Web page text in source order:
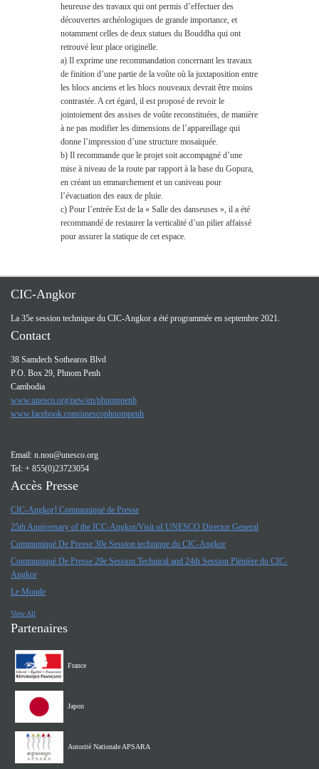
heureuse des travaux qui ont permis d’effectuer des
découvertes archéologiques de grande importance, et
notamment celles de deux statues du Bouddha qui ont
retrouvé leur place originelle.
a) Il exprime une recommandation concernant les travaux
de finition d’une partie de la voûte où la juxtaposition entre
les blocs anciens et les blocs nouveaux devrait être moins
contrastée. A cet égard, il est proposé de revoir le
jointoiement des assises de voûte reconstituées, de manière
à ne pas modifier les dimensions de l’appareillage qui
donne l’impression d’une structure mosaïquée.
b) Il recommande que le projet soit accompagné d’une
mise à niveau de la route par rapport à la base du Gopura,
en créant un emmarchement et un caniveau pour
l’évacuation des eaux de pluie.
c) Pour l’entrée Est de la « Salle des danseuses », il a été
recommandé de restaurer la verticalité d’un pilier affaissé
pour assurer la statique de cet espace.
CIC-Angkor
La 35e session technique du CIC-Angkor a été programmée en septembre 2021.
Contact
38 Samdech Sothearos Blvd
P.O. Box 29, Phnom Penh
Cambodia
www.unesco.org/new/en/phnompenh
www.facebook.com/unescophnompenh
Email: n.nou@unesco.org
Tel: + 855(0)23723054
Accès Presse
CIC-Angkor] Communiqué de Presse
25th Anniversary of the ICC-Angkor/Visit of UNESCO Director General
Communiqué De Presse 30e Session technique du CIC-Angkor
Communiqué De Presse 29e Session Technical and 24th Session Plénière du CIC-
Angkor
Le Monde
View All
Partenaires
France
Japon
Autorité Nationale APSARA